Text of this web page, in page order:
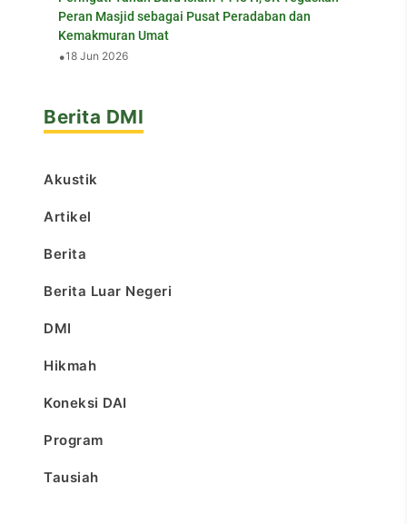
Peran Masjid sebagai Pusat Peradaban dan
Kemakmuran Umat
•18 Jun 2026
Berita DMI
Akustik
Artikel
Berita
Berita Luar Negeri
DMI
Hikmah
Koneksi DAI
Program
Tausiah